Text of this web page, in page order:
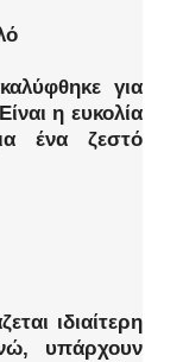
για
η ευκολία
ένα ζεστό
ιδιαίτερη
υπάρχουν